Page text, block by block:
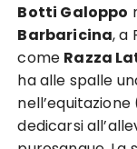
Botti Galoppo
Barbaricina, a
come Razza
ha alle spalle
dedicarsi